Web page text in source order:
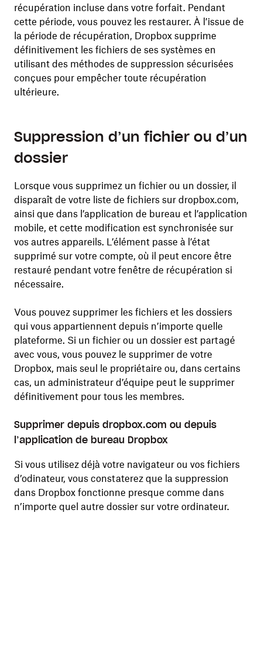
récupération incluse dans votre forfait. Pendant
cette période, vous pouvez les restaurer. À l’issue de
la période de récupération, Dropbox supprime
définitivement les fichiers de ses systèmes en
utilisant des méthodes de suppression sécurisées
conçues pour empêcher toute récupération
ultérieure.
Suppression d’un fichier ou d’un
dossier
Lorsque vous supprimez un fichier ou un dossier, il
disparaît de votre liste de fichiers sur dropbox.com,
ainsi que dans l’application de bureau et l’application
mobile, et cette modification est synchronisée sur
vos autres appareils. L’élément passe à l’état
supprimé sur votre compte, où il peut encore être
restauré pendant votre fenêtre de récupération si
nécessaire.
Vous pouvez supprimer les fichiers et les dossiers
qui vous appartiennent depuis n’importe quelle
plateforme. Si un fichier ou un dossier est partagé
avec vous, vous pouvez le supprimer de votre
Dropbox, mais seul le propriétaire ou, dans certains
cas, un administrateur d’équipe peut le supprimer
définitivement pour tous les membres.
Supprimer depuis dropbox.com ou depuis
l’application de bureau Dropbox
Si vous utilisez déjà votre navigateur ou vos fichiers
d’odinateur, vous constaterez que la suppression
dans Dropbox fonctionne presque comme dans
n’importe quel autre dossier sur votre ordinateur.